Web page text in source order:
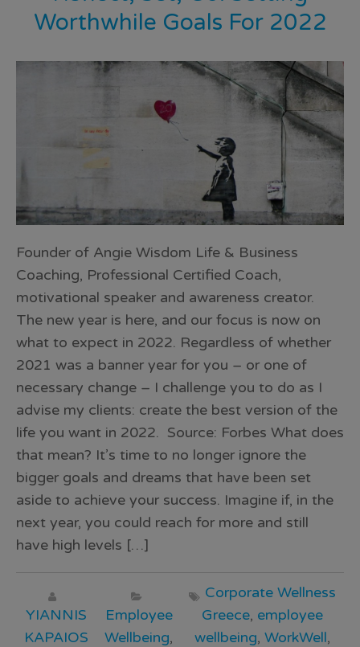
Worthwhile Goals For 2022
Founder of Angie Wisdom Life & Business
Coaching, Professional Certified Coach,
motivational speaker and awareness creator.
The new year is here, and our focus is now on
what to expect in 2022. Regardless of whether
2021 was a banner year for you – or one of
necessary change – I challenge you to do as I
advise my clients: create the best version of the
life you want in 2022. Source: Forbes What does
that mean? It’s time to no longer ignore the
bigger goals and dreams that have been set
aside to achieve your success. Imagine if, in the
next year, you could reach for more and still
have high levels […]
YIANNIS
KAPAIOS
Employee
Wellbeing,
Corporate Wellness
Greece, employee
wellbeing, WorkWell,